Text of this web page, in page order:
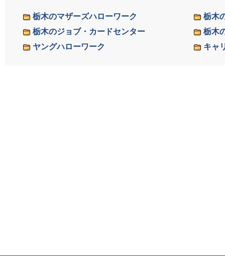
栃木のマザーズハローワーク
栃木
栃木のジョブ・カードセンター
栃木
ヤングハローワーク
キャ